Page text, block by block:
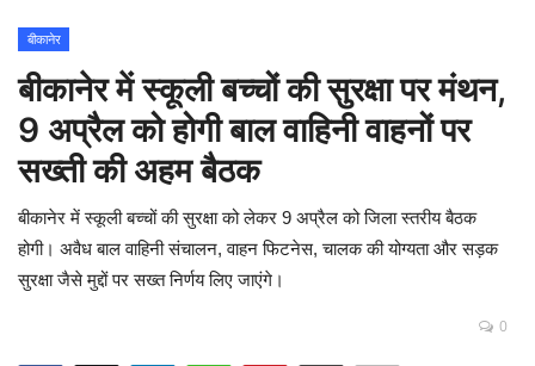
शिक्षा
Rajasthani Influencers
देश
दुनिया
ऑटोमोबाइल
बीकानेर
बीकानेर में स्कूली बच्चों की सुरक्षा पर मंथन,
9 अप्रैल को होगी बाल वाहिनी वाहनों पर
सख्ती की अहम बैठक
बीकानेर में स्कूली बच्चों की सुरक्षा को लेकर 9 अप्रैल को जिला स्तरीय बैठक
होगी। अवैध बाल वाहिनी संचालन, वाहन फिटनेस, चालक की योग्यता और सड़क
सुरक्षा जैसे मुद्दों पर सख्त निर्णय लिए जाएंगे।
0